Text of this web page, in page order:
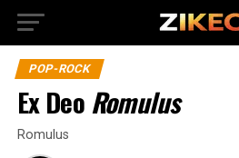
POP-ROCK
Ex Deo Romulus
Romulus